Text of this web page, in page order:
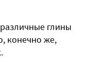
глины
конечно же,